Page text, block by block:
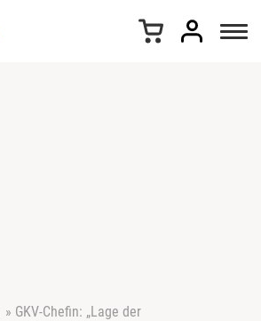
» GKV-Chefin: „Lage der